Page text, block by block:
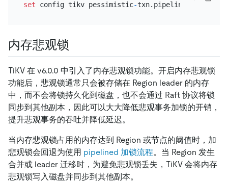
set config tikv pessimistic-txn.pipelined
内存悲观锁
TiKV 在 v6.0.0 中引入了内存悲观锁功能。开启内存悲观锁
功能后，悲观锁通常只会被存储在 Region leader 的内存
中，而不会将锁持久化到磁盘，也不会通过 Raft 协议将锁
同步到其他副本，因此可以大大降低悲观事务加锁的开销，
提升悲观事务的吞吐并降低延迟。
当内存悲观锁占用的内存达到 Region 或节点的阈值时，加
悲观锁会回退为使用 pipelined 加锁流程。当 Region 发生
合并或 leader 迁移时，为避免悲观锁丢失，TiKV 会将内存
悲观锁写入磁盘并同步到其他副本。